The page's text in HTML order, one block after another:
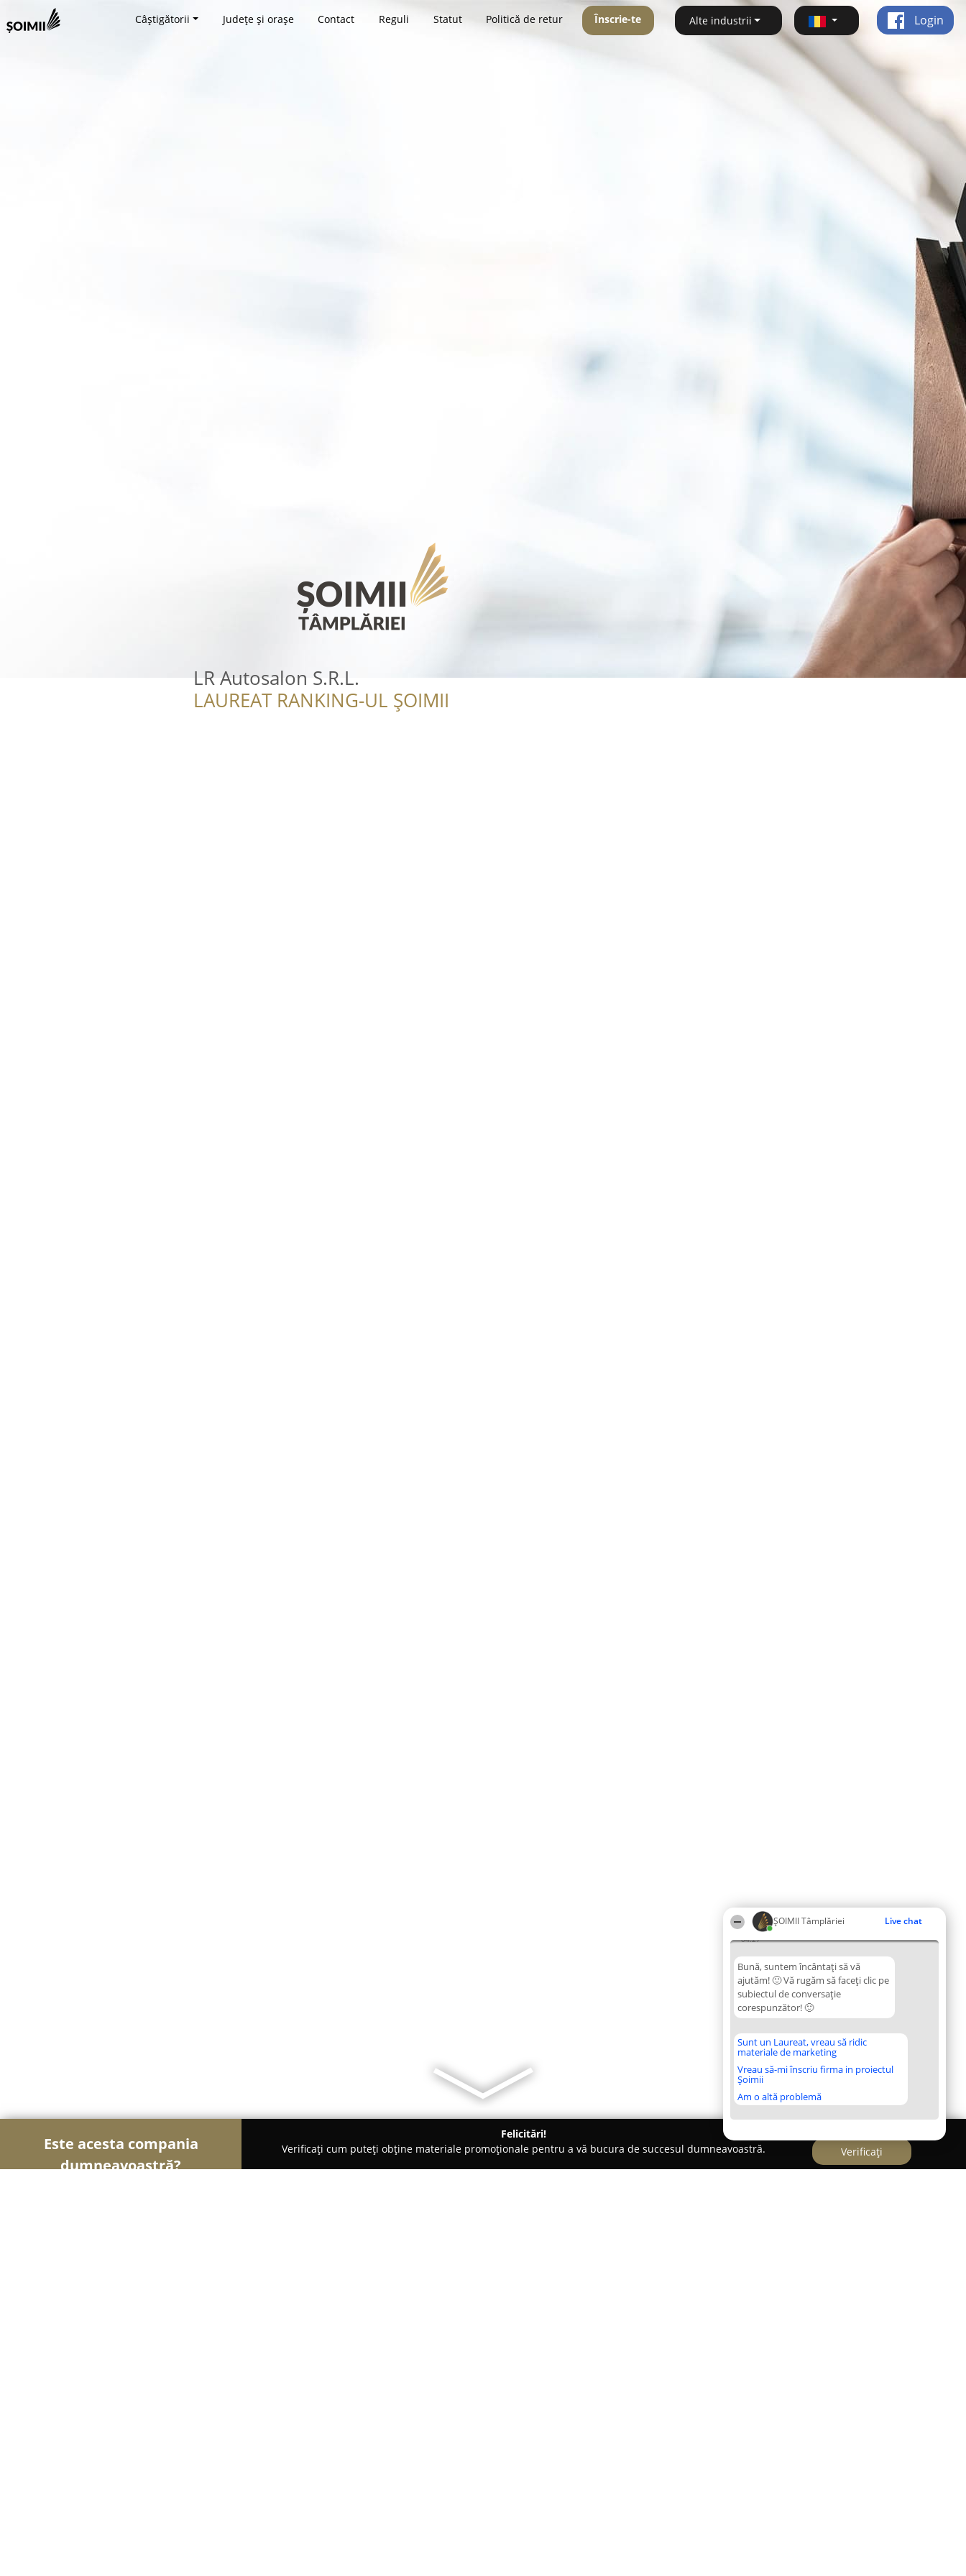
ȘOIMII Tâmplăriei Live chat
04:27
Bună, suntem încântați să vă
ajutăm! 🙂 Vă rugăm să faceți clic pe
subiectul de conversație
corespunzător! 🙂
Sunt un Laureat, vreau să ridic
materiale de marketing
Vreau să-mi înscriu firma in proiectul
Șoimii
Am o altă problemă
Câștigătorii Județe și orașe Contact Reguli Statut Politică de retur Înscrie-te Alte industrii Login
LR Autosalon S.R.L.
LAUREAT RANKING-UL ȘOIMII
Este acesta compania
dumneavoastră?
Felicitări!
Verificați cum puteți obține materiale promoționale pentru a vă bucura de succesul dumneavoastră.
Verificați